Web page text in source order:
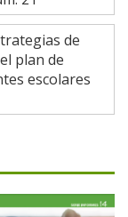
de
plan de
escolares